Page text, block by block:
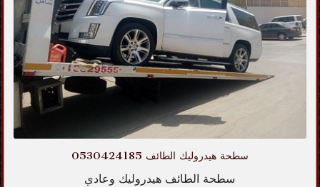
سطحة هيدروليك الطائف 0530424185
سطحة الطائف هيدروليك وعادي